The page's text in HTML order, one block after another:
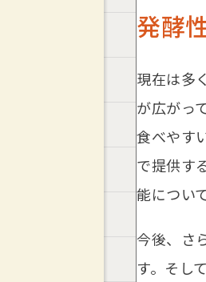
発酵
現在は多
が広がっ
食べやす
で提供す
能につい
今後、さ
す。そし